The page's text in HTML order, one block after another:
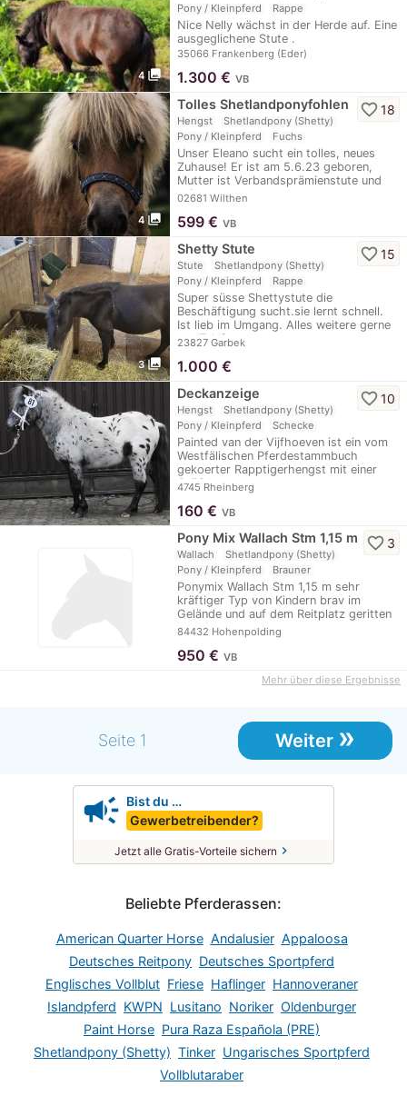
4 photo_library
Pony / Kleinpferd
Rappe
Nice Nelly wächst in der Herde auf. Eine
ausgeglichene Stute .
35066 Frankenberg (Eder)
1.300 € VB
4 photo_library
Tolles Shetlandponyfohlen
Hengst
Shetlandpony (Shetty)
Pony / Kleinpferd
Fuchs
Unser Eleano sucht ein tolles, neues
Zuhause! Er ist am 5.6.23 geboren,
Mutter ist Verbandsprämienstute und
sein…
02681 Wilthen
favorite_border18
599 € VB
3 photo_library
Shetty Stute
Stute
Shetlandpony (Shetty)
Pony / Kleinpferd
Rappe
Super süsse Shettystute die
Beschäftigung sucht.sie lernt schnell.
Ist lieb im Umgang. Alles weitere gerne
per Telefon.
23827 Garbek
favorite_border15
1.000 €
Deckanzeige
Hengst
Shetlandpony (Shetty)
Pony / Kleinpferd
Schecke
Painted van der Vijfhoeven ist ein vom
Westfälischen Pferdestammbuch
gekoerter Rapptigerhengst mit einer
Größe von…
4745 Rheinberg
favorite_border10
160 € VB
Pony Mix Wallach Stm 1,15 m
Wallach
Shetlandpony (Shetty)
Pony / Kleinpferd
Brauner
Ponymix Wallach Stm 1,15 m sehr
kräftiger Typ von Kindern brav im
Gelände und auf dem Reitplatz geritten
hat aber…
84432 Hohenpolding
favorite_border 3
950 € VB
Mehr über diese Ergebnisse
Seite 1 Weiter »
campaign Bist du …
Gewerbetreibender?
Jetzt alle Gratis-Vorteile sichern chevron_right
Beliebte Pferderassen:
American Quarter Horse Andalusier Appaloosa
Deutsches Reitpony Deutsches Sportpferd
Englisches Vollblut Friese Haflinger Hannoveraner
Islandpferd KWPN Lusitano Noriker Oldenburger
Paint Horse Pura Raza Española (PRE)
Shetlandpony (Shetty) Tinker Ungarisches Sportpferd
Vollblutaraber